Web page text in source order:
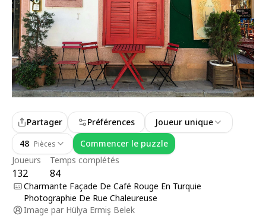
Joueurs
132
Temps complétés
84
Partager Préférences
Joueur unique
48 Pièces Commencer le puzzle
Charmante Façade De Café Rouge En Turquie
Photographie De Rue Chaleureuse
Image par Hülya Ermiş Belek